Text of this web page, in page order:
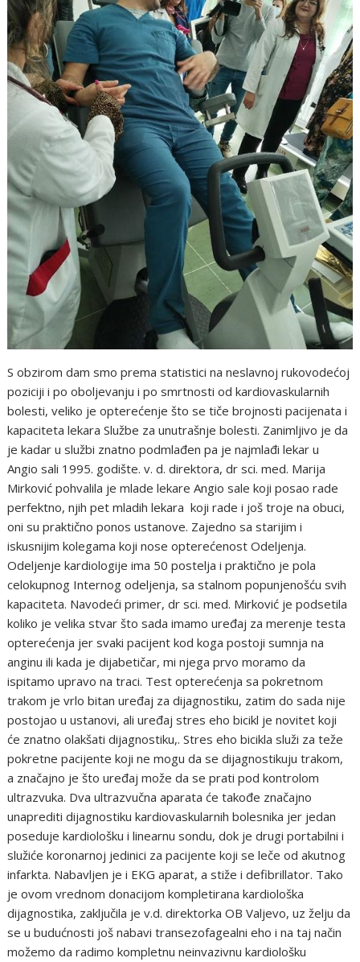
S obzirom dam smo prema statistici na neslavnoj rukovodećoj
poziciji i po oboljevanju i po smrtnosti od kardiovaskularnih
bolesti, veliko je opterećenje što se tiče brojnosti pacijenata i
kapaciteta lekara Službe za unutrašnje bolesti. Zanimljivo je da
je kadar u službi znatno podmlađen pa je najmlađi lekar u
Angio sali 1995. godište. v. d. direktora, dr sci. med. Marija
Mirković pohvalila je mlade lekare Angio sale koji posao rade
perfektno, njih pet mladih lekara koji rade i još troje na obuci,
oni su praktično ponos ustanove. Zajedno sa starijim i
iskusnijim kolegama koji nose opterećenost Odeljenja.
Odeljenje kardiologije ima 50 postelja i praktično je pola
celokupnog Internog odeljenja, sa stalnom popunjenošću svih
kapaciteta. Navodeći primer, dr sci. med. Mirković je podsetila
koliko je velika stvar što sada imamo uređaj za merenje testa
opterećenja jer svaki pacijent kod koga postoji sumnja na
anginu ili kada je dijabetičar, mi njega prvo moramo da
ispitamo upravo na traci. Test opterećenja sa pokretnom
trakom je vrlo bitan uređaj za dijagnostiku, zatim do sada nije
postojao u ustanovi, ali uređaj stres eho bicikl je novitet koji
će znatno olakšati dijagnostiku,. Stres eho bicikla služi za teže
pokretne pacijente koji ne mogu da se dijagnostikuju trakom,
a značajno je što uređaj može da se prati pod kontrolom
ultrazvuka. Dva ultrazvučna aparata će takođe značajno
unaprediti dijagnostiku kardiovaskularnih bolesnika jer jedan
poseduje kardiološku i linearnu sondu, dok je drugi portabilni i
služiće koronarnoj jedinici za pacijente koji se leče od akutnog
infarkta. Nabavljen je i EKG aparat, a stiže i defibrillator. Tako
je ovom vrednom donacijom kompletirana kardiološka
dijagnostika, zaključila je v.d. direktorka OB Valjevo, uz želju da
se u budućnosti još nabavi transezofagealni eho i na taj način
možemo da radimo kompletnu neinvazivnu kardiološku